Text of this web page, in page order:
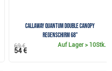
Callaway QUANTUM Double Canopy
Regenschirm 68"
Auf Lager> 10Stk.
69 €
54 €